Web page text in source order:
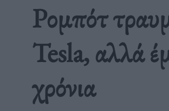
Ρομπότ
Tesla, αλλά
χρόνια